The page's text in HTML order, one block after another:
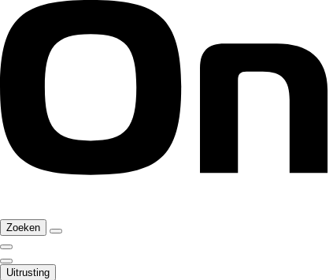
Zoeken
Uitrusting